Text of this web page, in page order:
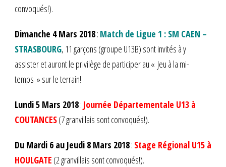
convoqués!).
Dimanche 4 Mars 2018: Match de Ligue 1 : SM CAEN –
STRASBOURG, 11 garçons (groupe U13B) sont invités à y
assister et auront le privilège de participer au « Jeu à la mi-
temps » sur le terrain!
Lundi 5 Mars 2018: Journée Départementale U13 à
COUTANCES(7 granvillais sont convoqués!).
Du Mardi 6 au Jeudi 8 Mars 2018: Stage Régional U15 à
HOULGATE (2 granvillais sont convoqués!).